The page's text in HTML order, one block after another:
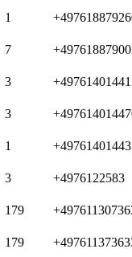
1
7
3
3
1
3 +4976122583
179
179